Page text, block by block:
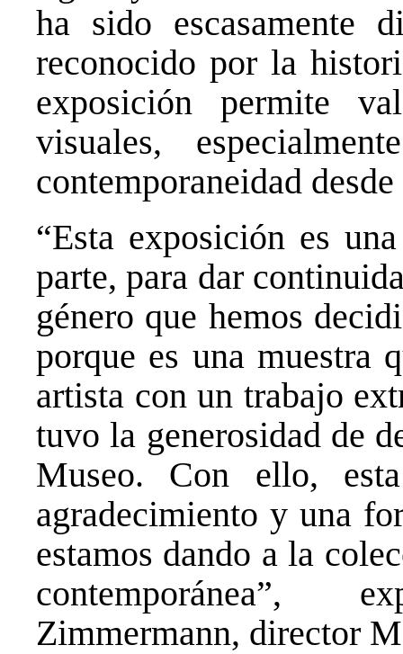
ha sido escasamente
reconocido por la
exposición permite
visuales,
contemporaneidad
“Esta exposición es
parte, para dar
género que hemos
porque es una muestra
artista con un trabajo
tuvo la generosidad de
Museo. Con ello,
agradecimiento y una
estamos dando a la
contemporánea”,
Zimmermann, director